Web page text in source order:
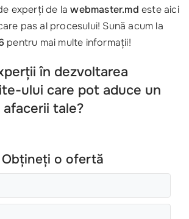
experți de lawebmaster.md este aici
pas al procesului! Sună acum la
pentru mai multe informații!
în dezvoltarea
ului care pot aduce un
tale?
Obțineți o ofertă